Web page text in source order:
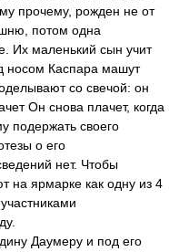
прочему, рожден не от
потом одна
Их маленький сын учит
носом Каспара машут
со свечой: он
Он снова плачет, когда
подержать своего
о его
нет. Чтобы
на ярмарке как одну из 4
Даумеру и под его